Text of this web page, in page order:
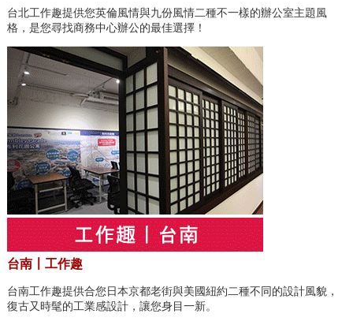
台北工作趣提供您英倫風情與九份風情二種不一樣的辦公室主題風
格，是您尋找商務中心辦公的最佳選擇！
台南〡工作趣
台南工作趣提供合您日本京都老街與美國紐約二種不同的設計風貌，
復古又時髦的工業感設計，讓您身目一新。